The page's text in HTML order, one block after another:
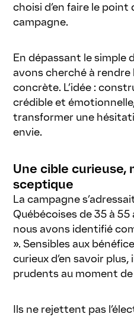
choisi d’en faire le point
campagne.
En dépassant le simple
avons cherché à
concrète. L’idée :
crédible et
transformer une
envie.
Une cible curieuse,
sceptique
La campagne
Québécoises de 35 à
nous avons identifié
». Sensibles aux
curieux d’en savoir
prudents au moment de
Ils ne rejettent pas